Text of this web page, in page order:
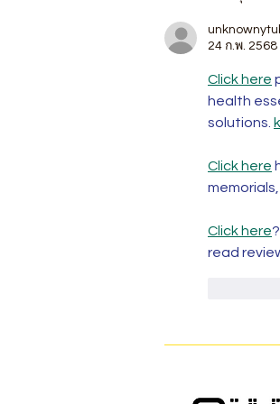
24 ก.พ. 2568
Click here
health
solutions.
Click here
Click here
read